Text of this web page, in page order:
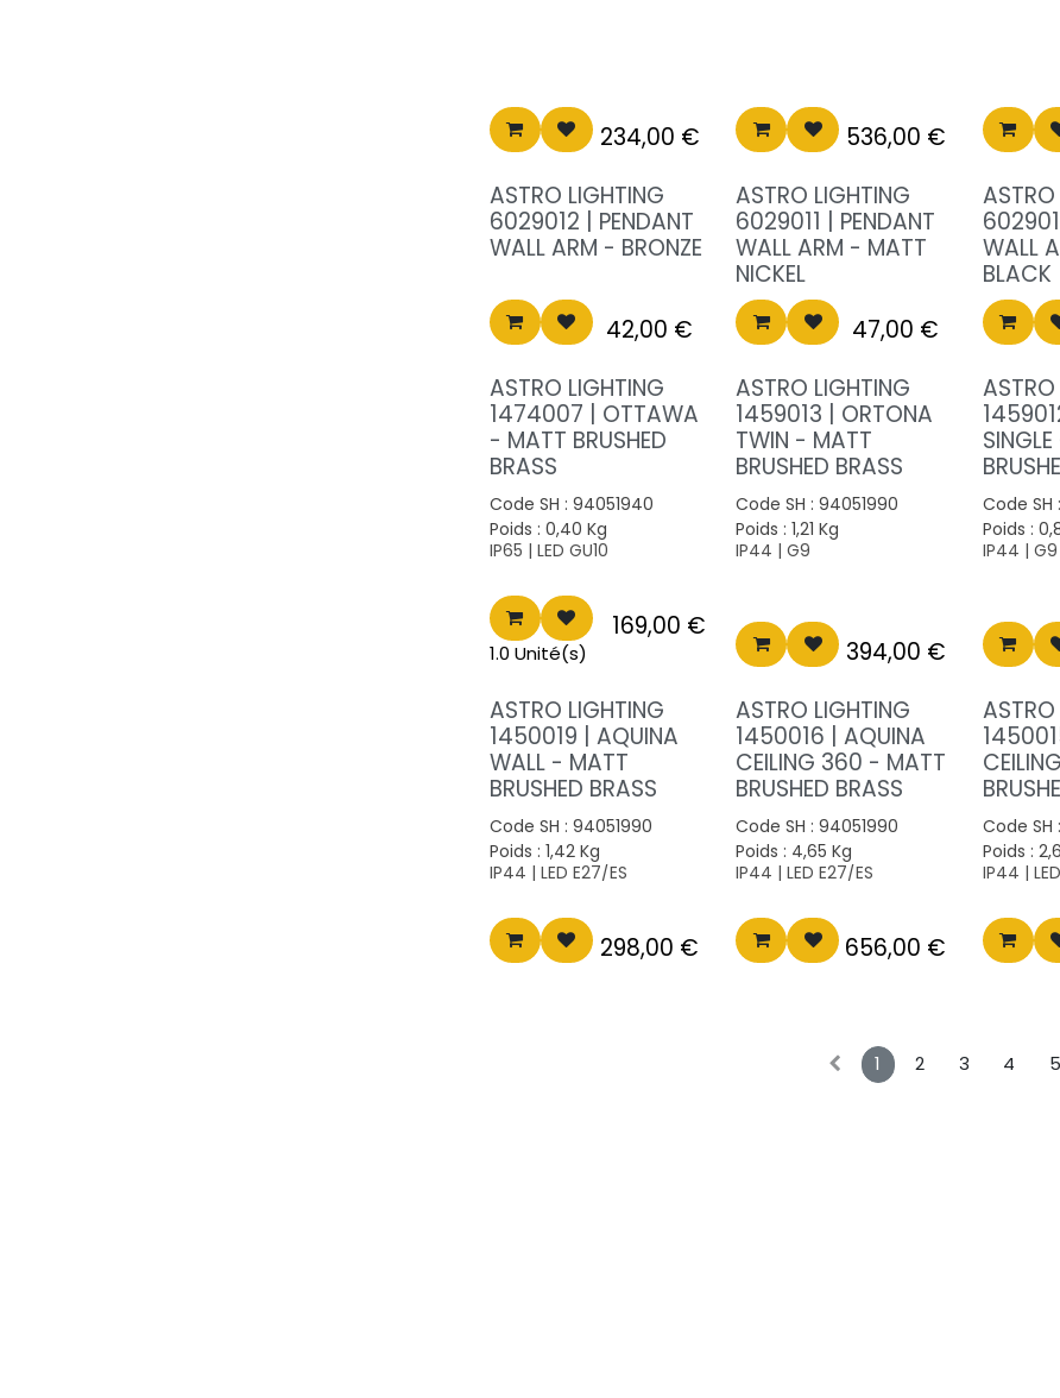
234,00 € 536,00 €
ASTRO LIGHTING
6029012 | PENDANT
WALL ARM - BRONZE
42,00 €
ASTRO LIGHTING
6029011 | PENDANT
WALL ARM - MATT
NICKEL
47,00 €
WALL
BLACK
ASTRO LIGHTING
1474007 | OTTAWA
- MATT BRUSHED
BRASS
Code SH : 94051940
Poids : 0,40 Kg
IP65 | LED GU10
169,00 €
1.0 Unité(s)
ASTRO LIGHTING
1459013 | ORTONA
TWIN - MATT
BRUSHED BRASS
Code SH :94051990
Poids :1,21 Kg
IP44 | G9
394,00 €
Code SH :
Poids :
IP44 | G9
ASTRO LIGHTING
1450019 | AQUINA
WALL - MATT
BRUSHED BRASS
Code SH : 94051990
Poids : 1,42 Kg
IP44 | LED E27/ES
298,00 €
ASTRO LIGHTING
1450016 | AQUINA
CEILING 360 - MATT
BRUSHED BRASS
Code SH :94051990
Poids : 4,65 Kg
IP44 | LED E27/ES
656,00 €
Code SH :
Poids :
IP44 |
1 2 3 4 5